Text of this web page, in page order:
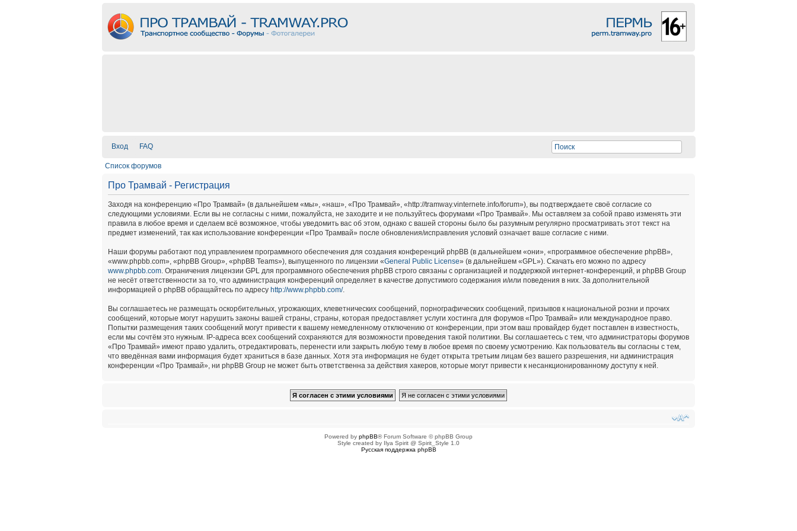
Вход FAQ
Список форумов
Про Трамвай - Регистрация
Заходя на конференцию «Про Трамвай» (в дальнейшем «мы», «наш», «Про Трамвай», «http://tramway.vinternete.info/forum»), вы подтверждаете своё согласие со
следующими условиями. Если вы не согласны с ними, пожалуйста, не заходите и не пользуйтесь форумами «Про Трамвай». Мы оставляем за собой право изменять эти
правила в любое время и сделаем всё возможное, чтобы уведомить вас об этом, однако с вашей стороны было бы разумным регулярно просматривать этот текст на
предмет изменений, так как использование конференции «Про Трамвай» после обновления/исправления условий означает ваше согласие с ними.
Наши форумы работают под управлением программного обеспечения для создания конференций phpBB (в дальнейшем «они», «программное обеспечение phpBB»,
«www.phpbb.com», «phpBB Group», «phpBB Teams»), выпущенного по лицензии «General Public License» (в дальнейшем «GPL»). Скачать его можно по адресу
www.phpbb.com. Ограничения лицензии GPL для программного обеспечения phpBB строго связаны с организацией и поддержкой интернет-конференций, и phpBB Group
не несёт ответственности за то, что администрация конференций определяет в качестве допустимого содержания и/или поведения в них. За дополнительной
информацией о phpBB обращайтесь по адресу http://www.phpbb.com/.
Вы соглашаетесь не размещать оскорбительных, угрожающих, клеветнических сообщений, порнографических сообщений, призывов к национальной розни и прочих
сообщений, которые могут нарушить законы вашей страны, страны, которая предоставляет услуги хостинга для форумов «Про Трамвай» или международное право.
Попытки размещения таких сообщений могут привести к вашему немедленному отключению от конференции, при этом ваш провайдер будет поставлен в известность,
если мы сочтём это нужным. IP-адреса всех сообщений сохраняются для возможности проведения такой политики. Вы соглашаетесь с тем, что администраторы форумов
«Про Трамвай» имеют право удалить, отредактировать, перенести или закрыть любую тему в любое время по своему усмотрению. Как пользователь вы согласны с тем,
что введённая вами информация будет храниться в базе данных. Хотя эта информация не будет открыта третьим лицам без вашего разрешения, ни администрация
конференции «Про Трамвай», ни phpBB Group не может быть ответственна за действия хакеров, которые могут привести к несанкционированному доступу к ней.
Powered by phpBB® Forum Software © phpBB Group
Style created by Ilya Spirit @ Spirit_Style 1.0
Русская поддержка phpBB